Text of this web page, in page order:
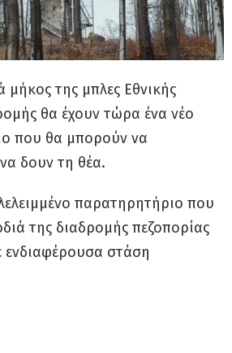
μήκος της μπλες Εθνικής
θα έχουν τώρα ένα νέο
που θα μπορούν να
δουν τη θέα.
παρατηρητήριο που
της διαδρομής πεζοπορίας
ενδιαφέρουσα στάση